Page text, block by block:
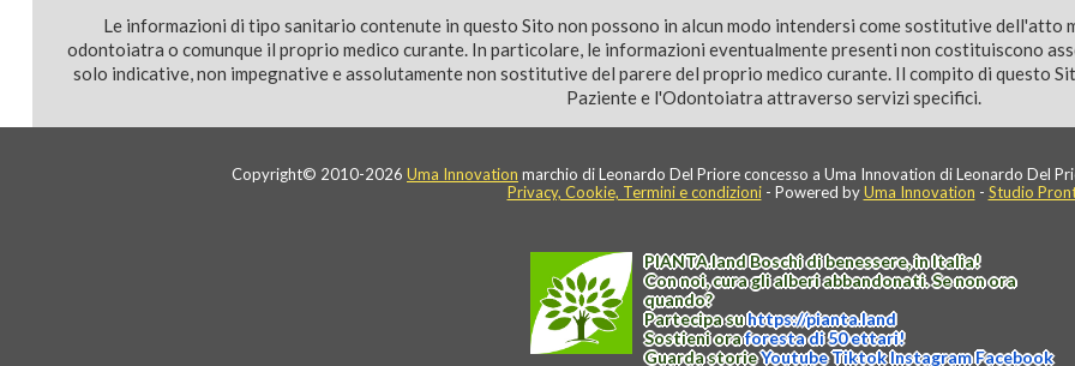
Le informazioni di tipo sanitario contenute in questo Sito non possono in alcun modo intendersi come sostitutive dell'atto
odontoiatra o comunque il proprio medico curante. In particolare, le informazioni eventualmente presenti non costituiscono
solo indicative, non impegnative e assolutamente non sostitutive del parere del proprio medico curante. Il compito di questo
Paziente e l'Odontoiatra attraverso servizi specifici.
Copyright© 2010-2026 Uma Innovation marchio di Leonardo Del Priore concesso a Uma Innovation di Leonardo Del
Privacy, Cookie, Termini e condizioni- Powered byUma Innovation - Studio
PIANTA.landBoschi di benessere, in Italia!
Con noi, cura gli alberi abbandonati. Se non ora
quando?
Partecipa suhttps://pianta.land
Sostieni oraforesta di 50 ettari!
Guarda storieYoutubeTiktokInstagramFacebook